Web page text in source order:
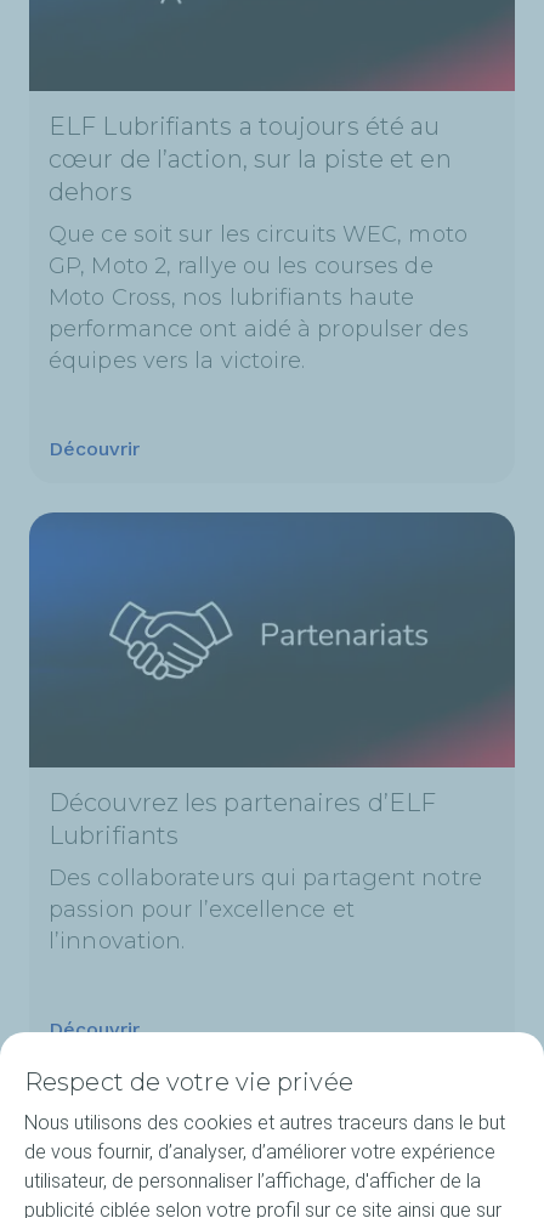
ELF Lubrifiants a toujours été au
cœur de l’action, sur la piste et en
dehors
Que ce soit sur les circuits WEC, moto
GP, Moto 2, rallye ou les courses de
Moto Cross, nos lubrifiants haute
performance ont aidé à propulser des
équipes vers la victoire.
Découvrir
Découvrez les partenaires d’ELF
Lubrifiants
Des collaborateurs qui partagent notre
passion pour l’excellence et
l’innovation.
Découvrir
Produits
Respect de votre vie privée
Nous utilisons des cookies et autres traceurs dans le but
de vous fournir, d’analyser, d’améliorer votre expérience
utilisateur, de personnaliser l’affichage, d'afficher de la
publicité ciblée selon votre profil sur ce site ainsi que sur